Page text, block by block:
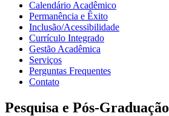
Calendário Acadêmico
Permanência e Êxito
Inclusão/Acessibilidade
Currículo Integrado
Gestão Acadêmica
Serviços
Perguntas Frequentes
Contato
Pesquisa e Pós-Graduação